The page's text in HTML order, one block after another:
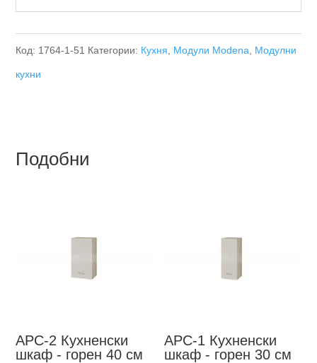
Код: 1764-1-51 Категории: Кухня Модули Modena Модулни
кухни
Подобни
АРС-2 Кухненски
шкаф - горен 40 см
АРС-1 Кухненски
шкаф - горен 30 см